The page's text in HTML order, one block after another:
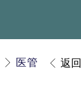
医管
返回